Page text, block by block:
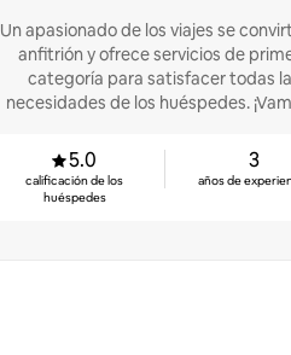
Un apasionado de los viajes se
anfitrión y ofrece servicios de
categoría para satisfacer todas
necesidades de los huéspedes.
5.0
calificación de los
huéspedes
3
años de